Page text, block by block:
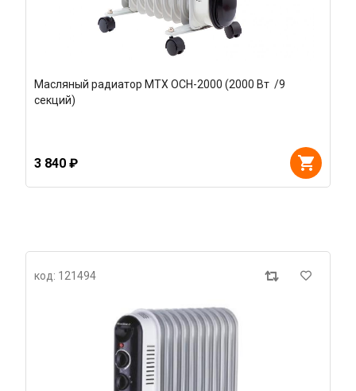
Масляный радиатор MTX OCH-2000 (2000 Вт /9
секций)
3 840 ₽
код: 121494